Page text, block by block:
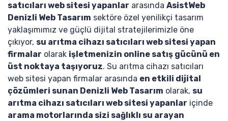
satıcıları web sitesi yapanlar arasında AsistWeb
Denizli Web Tasarım sektöre özel yenilikçi tasarım
yaklaşımımız ve güçlü dijital stratejilerimizle öne
çıkıyor, su arıtma cihazı satıcıları web sitesi yapan
firmalar olarak işletmenizin online satış gücünü en
üst noktaya taşıyoruz. Su arıtma cihazı satıcıları
web sitesi yapan firmalar arasında en etkili dijital
çözümleri sunan Denizli Web Tasarım olarak, su
arıtma cihazı satıcıları web sitesi yapanlar içinde
arama motorlarında sizi sağlıklı su arayan